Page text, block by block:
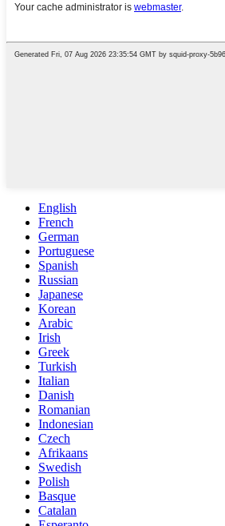
English
French
German
Portuguese
Spanish
Russian
Japanese
Korean
Arabic
Irish
Greek
Turkish
Italian
Danish
Romanian
Indonesian
Czech
Afrikaans
Swedish
Polish
Basque
Catalan